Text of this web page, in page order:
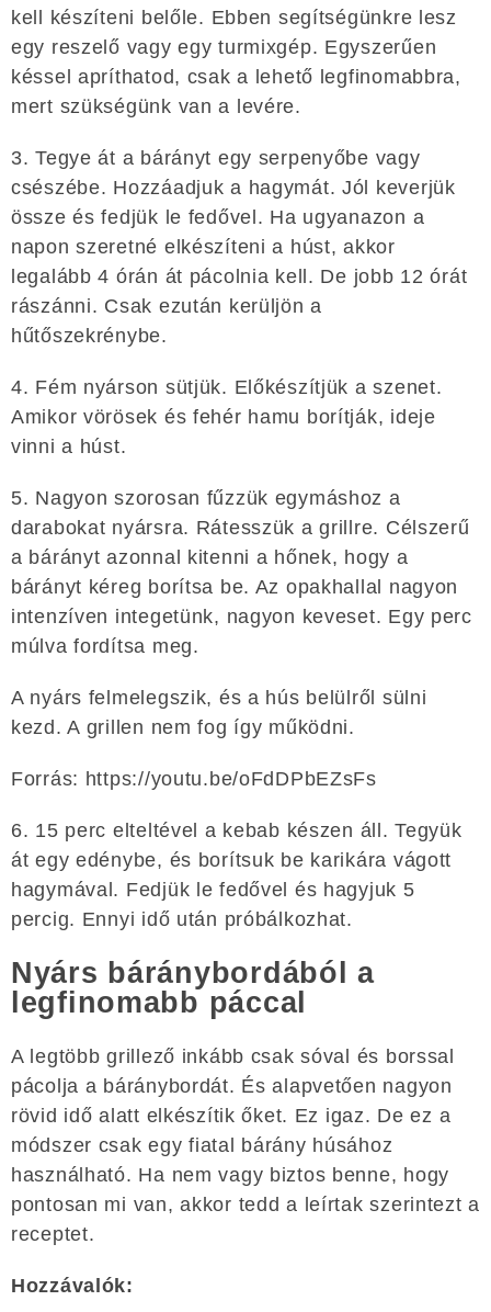
kell készíteni belőle. Ebben segítségünkre lesz
egy reszelő vagy egy turmixgép. Egyszerűen
késsel apríthatod, csak a lehető legfinomabbra,
mert szükségünk van a levére.
3. Tegye át a bárányt egy serpenyőbe vagy
csészébe. Hozzáadjuk a hagymát. Jól keverjük
össze és fedjük le fedővel. Ha ugyanazon a
napon szeretné elkészíteni a húst, akkor
legalább 4 órán át pácolnia kell. De jobb 12 órát
rászánni. Csak ezután kerüljön a
hűtőszekrénybe.
4. Fém nyárson sütjük. Előkészítjük a szenet.
Amikor vörösek és fehér hamu borítják, ideje
vinni a húst.
5. Nagyon szorosan fűzzük egymáshoz a
darabokat nyársra. Rátesszük a grillre. Célszerű
a bárányt azonnal kitenni a hőnek, hogy a
bárányt kéreg borítsa be. Az opakhallal nagyon
intenzíven integetünk, nagyon keveset. Egy perc
múlva fordítsa meg.
A nyárs felmelegszik, és a hús belülről sülni
kezd. A grillen nem fog így működni.
Forrás: https://youtu.be/oFdDPbEZsFs
6. 15 perc elteltével a kebab készen áll. Tegyük
át egy edénybe, és borítsuk be karikára vágott
hagymával. Fedjük le fedővel és hagyjuk 5
percig. Ennyi idő után próbálkozhat.
Nyárs báránybordából a
legfinomabb páccal
A legtöbb grillező inkább csak sóval és borssal
pácolja a báránybordát. És alapvetően nagyon
rövid idő alatt elkészítik őket. Ez igaz. De ez a
módszer csak egy fiatal bárány húsához
használható. Ha nem vagy biztos benne, hogy
pontosan mi van, akkor tedd a leírtak szerintezt a
receptet.
Hozzávalók: